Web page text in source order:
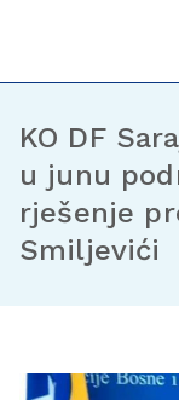
KO DF
u junu
rješenje
Smiljevići